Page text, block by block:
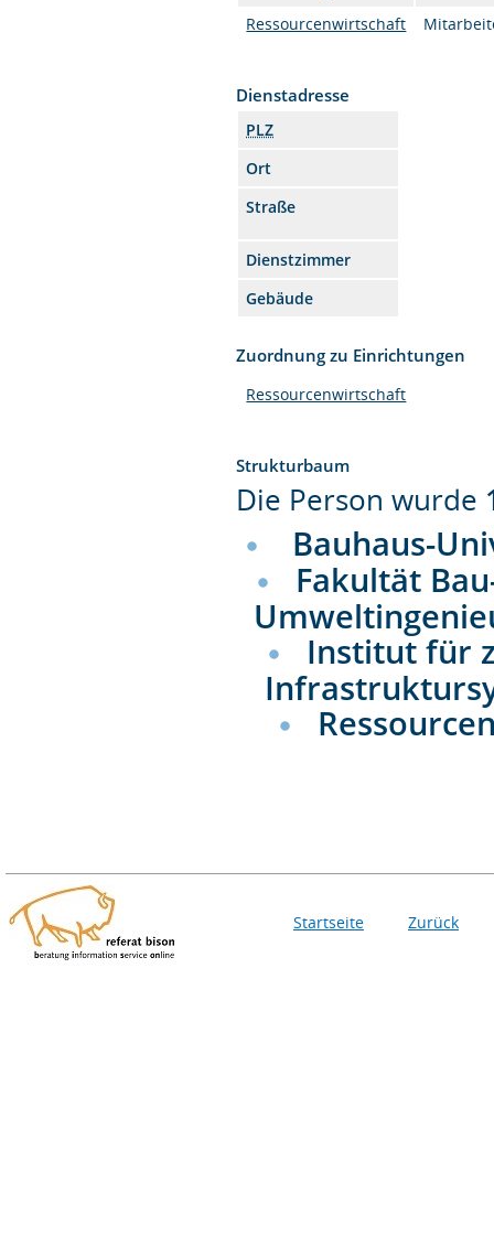
Ressourcenwirtschaft
Dienstadresse
PLZ
Ort
Straße
Dienstzimmer
Gebäude
Zuordnung zu Einrichtungen
Ressourcenwirtschaft
Strukturbaum
Die Person wurde
Bauhaus-
Fakultät
Institut für
Startseite Zurück